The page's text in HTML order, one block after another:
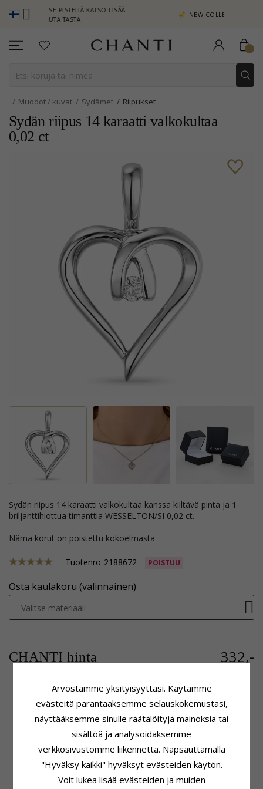
PISTEITÄ KATSO LISÄÄ -
TÄSTÄ
NEW COLLECTION | AURA
Muodot / kuvat Sydämet Riipukset
Sydän riipus 14 karaatti valkokultaa
0,02 ct
sydän riipus 14 karaatti valkokultaa kanssa kiiltävä pinta ja 1
briljanttihiottua timanttia WESSELTON/SI 0,02 ct.
Nämä korut on poistettu kokoelmasta
Tuotenro 2188672 POISTUU
Osta kaulakoru (valinnainen)
Valitse materiaali
CHANTI hinta 332,-
Muoto:Sydän
Karaatin: 14
Kiiltävä
Lukumäärä:1
Hionta: Briljanttihiottu
Kivi: Timantti
Timantin Väri:
Timantin Kirkkaus: SI
Karaatti:0,02
Arvostamme yksityisyyttäsi. Käytämme
evästeitä parantaaksemme selauskokemustasi,
näyttääksemme sinulle räätälöityjä mainoksia tai
sisältöä ja analysoidaksemme
verkkosivustomme liikennettä. Napsauttamalla
"Hyväksy kaikki" hyväksyt evästeiden käytön.
Voit lukea lisää evästeiden ja muiden